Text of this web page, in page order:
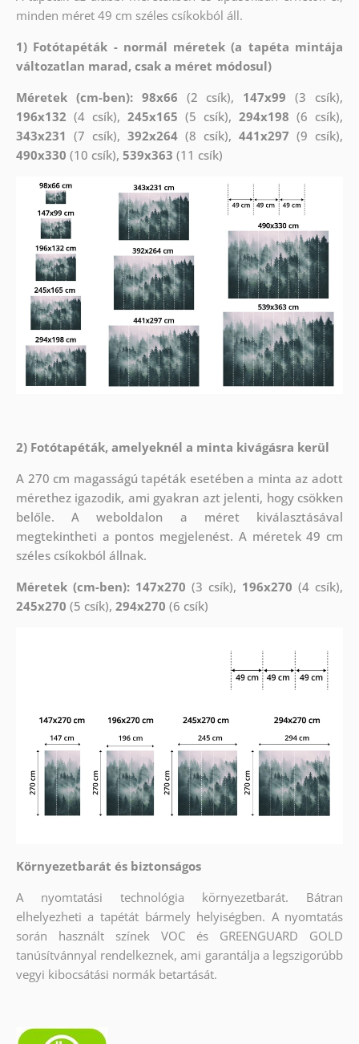
minden méret 49 cm széles csíkokból áll.
1) Fotótapéták - normál méretek (a tapéta mintája
változatlan marad, csak a méret módosul)
Méretek (cm-ben): 98x66 (2 csík), 147x99 (3 csík),
196x132 (4 csík), 245x165 (5 csík),294x198 (6 csík),
343x231 (7 csík), 392x264 (8 csík),441x297 (9 csík),
490x330 (10 csík), 539x363 (11 csík)
2) Fotótapéták, amelyeknél a minta kivágásra kerül
A 270 cm magasságú tapéták esetében a minta az adott
mérethez igazodik, ami gyakran azt jelenti, hogy csökken
belőle. A weboldalon a méret kiválasztásával
megtekintheti a pontos megjelenést. A méretek 49 cm
széles csíkokból állnak.
Méretek (cm-ben): 147x270 (3 csík), 196x270 (4 csík),
245x270 (5 csík), 294x270 (6 csík)
Környezetbarát és biztonságos
A nyomtatási technológia környezetbarát. Bátran
elhelyezheti a tapétát bármely helyiségben. A nyomtatás
során használt színek VOC és GREENGUARD GOLD
tanúsítvánnyal rendelkeznek, ami garantálja a legszigorúbb
vegyi kibocsátási normák betartását.